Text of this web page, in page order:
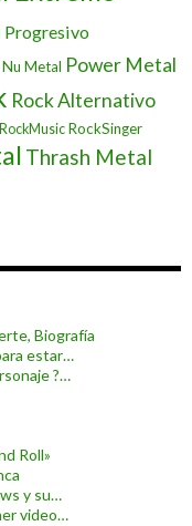
Nu Metal Power Metal
Rock Alternativo
RockMusic RockSinger
Thrash Metal
Biografía
estar…
?…
Roll»
y su…
video…